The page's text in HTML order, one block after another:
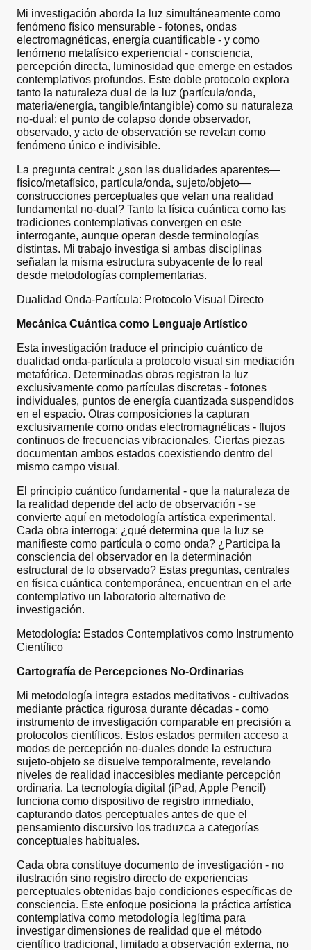
Mi investigación aborda la luz simultáneamente como
fenómeno físico mensurable - fotones, ondas
electromagnéticas, energía cuantificable - y como
fenómeno metafísico experiencial - consciencia,
percepción directa, luminosidad que emerge en estados
contemplativos profundos. Este doble protocolo explora
tanto la naturaleza dual de la luz (partícula/onda,
materia/energía, tangible/intangible) como su naturaleza
no-dual: el punto de colapso donde observador,
observado, y acto de observación se revelan como
fenómeno único e indivisible.
La pregunta central: ¿son las dualidades aparentes—
físico/metafísico, partícula/onda, sujeto/objeto—
construcciones perceptuales que velan una realidad
fundamental no-dual? Tanto la física cuántica como las
tradiciones contemplativas convergen en este
interrogante, aunque operan desde terminologías
distintas. Mi trabajo investiga si ambas disciplinas
señalan la misma estructura subyacente de lo real
desde metodologías complementarias.
Dualidad Onda-Partícula: Protocolo Visual Directo
Mecánica Cuántica como Lenguaje Artístico
Esta investigación traduce el principio cuántico de
dualidad onda-partícula a protocolo visual sin mediación
metafórica. Determinadas obras registran la luz
exclusivamente como partículas discretas - fotones
individuales, puntos de energía cuantizada suspendidos
en el espacio. Otras composiciones la capturan
exclusivamente como ondas electromagnéticas - flujos
continuos de frecuencias vibracionales. Ciertas piezas
documentan ambos estados coexistiendo dentro del
mismo campo visual.
El principio cuántico fundamental - que la naturaleza de
la realidad depende del acto de observación - se
convierte aquí en metodología artística experimental.
Cada obra interroga: ¿qué determina que la luz se
manifieste como partícula o como onda? ¿Participa la
consciencia del observador en la determinación
estructural de lo observado? Estas preguntas, centrales
en física cuántica contemporánea, encuentran en el arte
contemplativo un laboratorio alternativo de
investigación.
Metodología: Estados Contemplativos como Instrumento
Científico
Cartografía de Percepciones No-Ordinarias
Mi metodología integra estados meditativos - cultivados
mediante práctica rigurosa durante décadas - como
instrumento de investigación comparable en precisión a
protocolos científicos. Estos estados permiten acceso a
modos de percepción no-duales donde la estructura
sujeto-objeto se disuelve temporalmente, revelando
niveles de realidad inaccesibles mediante percepción
ordinaria. La tecnología digital (iPad, Apple Pencil)
funciona como dispositivo de registro inmediato,
capturando datos perceptuales antes de que el
pensamiento discursivo los traduzca a categorías
conceptuales habituales.
Cada obra constituye documento de investigación - no
ilustración sino registro directo de experiencias
perceptuales obtenidas bajo condiciones específicas de
consciencia. Este enfoque posiciona la práctica artística
contemplativa como metodología legítima para
investigar dimensiones de realidad que el método
científico tradicional, limitado a observación externa, no